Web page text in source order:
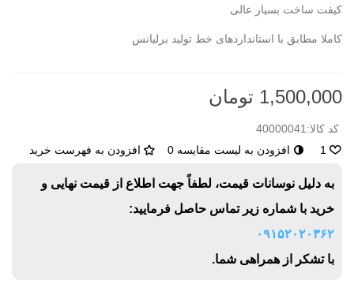
کیفت ساخت بسیار عالی
کاملا مطابق با استانداردهای خط تولید برلیانس
1,500,000 تومان
کد کالا: 40000041
1
افزودن به لیست مقایسه 0 افزودن به فهرست خرید
به دلیل نوسانات قیمت، لطفاً جهت اطلاع از قیمت نهایی و
خرید با شماره زیر تماس حاصل فرمایید:
۰۹۱۵۲۰۲۰۳۶۲
با تشکر از همراهی شما.